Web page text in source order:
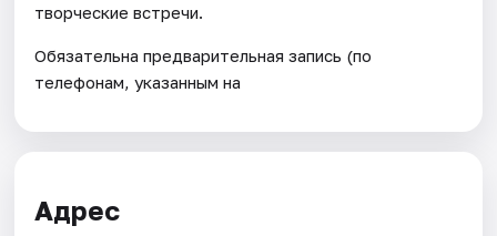
творческие встречи.
Обязательна предварительная запись (по
телефонам, указанным на
Адрес